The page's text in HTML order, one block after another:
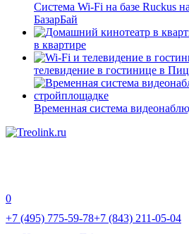
Система Wi-Fi на базе Ruckus
БазарБай
в квартире
телевидение в гостинице в
Временная система
0
+7 (495) 775-59-78+7 (843) 211-05-04